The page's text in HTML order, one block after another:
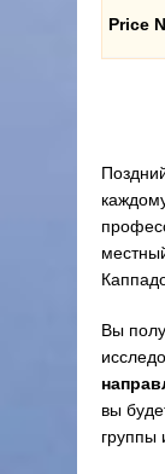
Price
Вы
вы
группы